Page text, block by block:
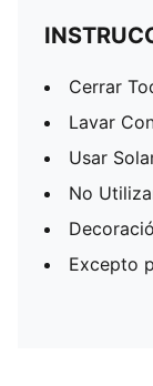
Cerrar
Lavar
Usar
No
Excepto